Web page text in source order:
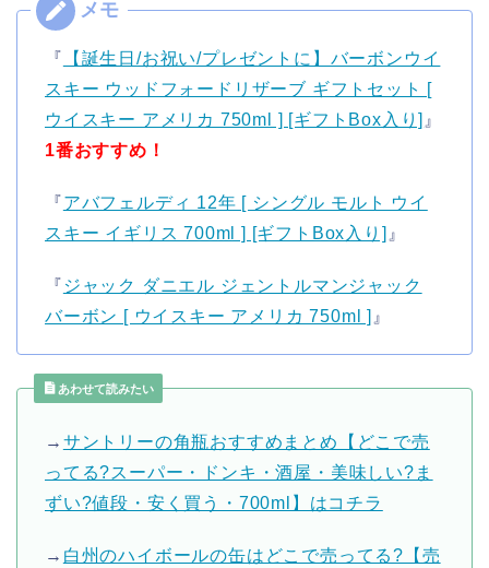
『
【誕生日/お祝い/プレゼントに】バーボンウイ
スキー ウッドフォードリザーブ ギフトセット [
ウイスキー アメリカ 750ml ] [ギフトBox入り] 』
1番おすすめ！
『アバフェルディ 12年 [ シングル モルト ウイ
スキー イギリス 700ml ] [ギフトBox入り] 』
『 ジャック ダニエル ジェントルマンジャック
バーボン [ ウイスキー アメリカ 750ml ] 』
あわせて読みたい
→ サントリーの角瓶おすすめまとめ【どこで売
ってる?スーパー・ドンキ・酒屋・美味しい?ま
ずい?値段・安く買う・700ml】はコチラ
→ 白州のハイボールの缶はどこで売ってる?【売